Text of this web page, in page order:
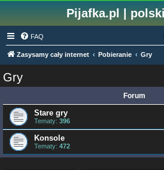
Pijafka.pl |
FAQ
Zasysamy cały internet Pobieranie Gry
Gry
Forum
Stare gry
Tematy: 396
Konsole
Tematy: 472